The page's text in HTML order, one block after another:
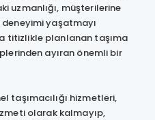
uzmanlığı, müşterilerine
yaşatmayı
titizlikle planlanan taşıma
ayıran önemli bir
taşımacılığı hizmetleri,
olarak kalmayıp,